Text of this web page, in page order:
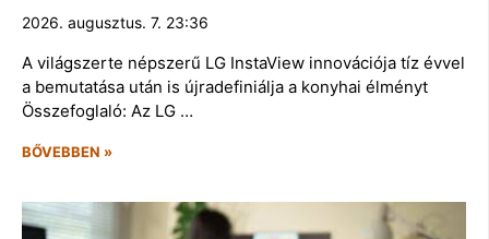
2026. augusztus. 7. 23:36
A világszerte népszerű LG InstaView innovációja tíz évvel
a bemutatása után is újradefiniálja a konyhai élményt
Összefoglaló: Az LG …
BŐVEBBEN »